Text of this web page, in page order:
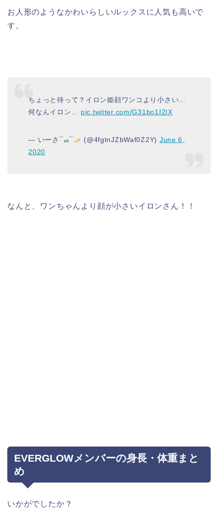
お人形のようなかわいらしいルックスに人気も高いで
す。
ちょっと待って？イロン姫顔ワンコより小さい…
何なんイロン… pic.twitter.com/G31bo1I2IX
— いーさ‎¯ࡇ¯ (@4fgtnJZbWaf0Z2Y) June 6,
2020
なんと、ワンちゃんより顔が小さいイロンさん！！
EVERGLOWメンバーの身長・体重まと
め
いかがでしたか？